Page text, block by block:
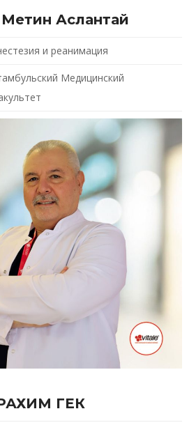
Аслантай
и реанимация
Медицинский
ГЕК